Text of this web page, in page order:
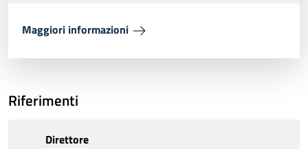
Maggiori informazioni
Riferimenti
Direttore